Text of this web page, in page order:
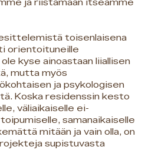
ja riistämään itseämme
toisenlaisena
orientoituneille
kyse ainoastaan liiallisen
mutta myös
ja psykologisen
Koska residenssin kesto
väliaikaiselle ei-
samanaikaiselle
mitään ja vain olla, on
supistuvasta